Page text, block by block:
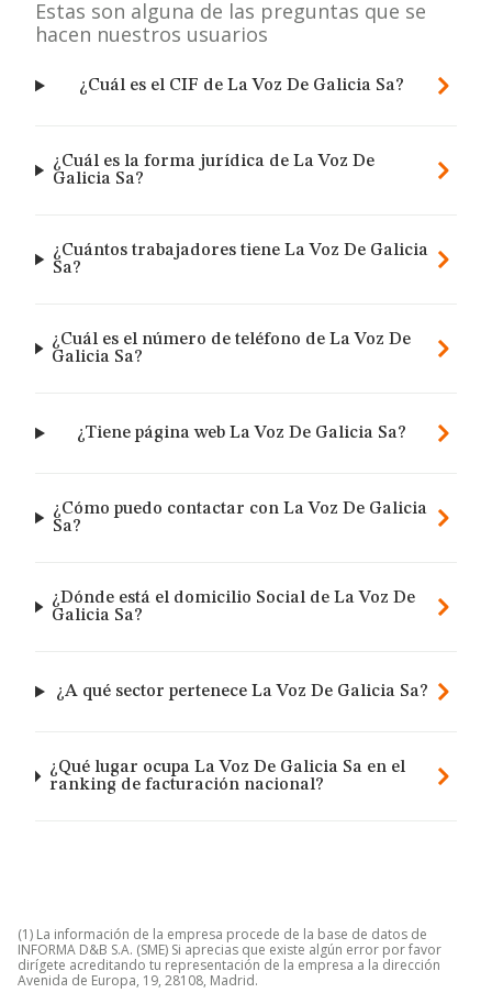
Estas son alguna de las preguntas que se
hacen nuestros usuarios
¿Cuál es el CIF de La Voz De Galicia Sa?
¿Cuál es la forma jurídica de La Voz De
Galicia Sa?
¿Cuántos trabajadores tiene La Voz De Galicia
Sa?
¿Cuál es el número de teléfono de La Voz De
Galicia Sa?
¿Tiene página web La Voz De Galicia Sa?
¿Cómo puedo contactar con La Voz De Galicia
Sa?
¿Dónde está el domicilio Social de La Voz De
Galicia Sa?
¿A qué sector pertenece La Voz De Galicia Sa?
¿Qué lugar ocupa La Voz De Galicia Sa en el
ranking de facturación nacional?
(1) La información de la empresa procede de la base de datos de
INFORMA D&B S.A. (SME) Si aprecias que existe algún error por favor
dirígete acreditando tu representación de la empresa a la dirección
Avenida de Europa, 19, 28108, Madrid.